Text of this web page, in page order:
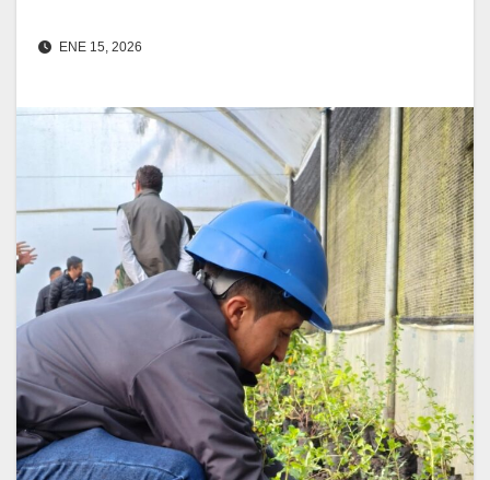
ENE 15, 2026